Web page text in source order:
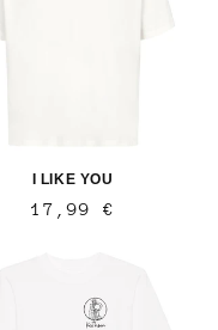
I LIKE YOU
Normaler
17,99 €